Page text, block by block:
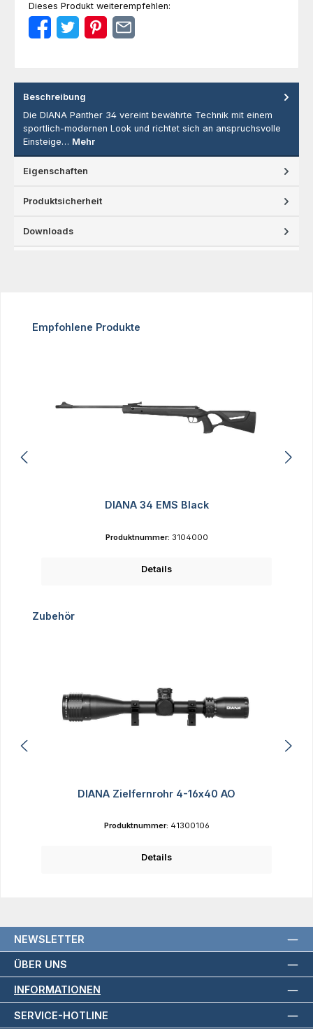
Dieses Produkt weiterempfehlen:
Beschreibung
Die DIANA Panther 34 vereint bewährte Technik mit einem
sportlich-modernen Look und richtet sich an anspruchsvolle
Einsteige… Mehr
Eigenschaften
Produktsicherheit
Downloads
Produktgalerie überspringen
Empfohlene Produkte
DIANA 34 EMS Black
Produktnummer: 3104000
Details
Produktgalerie überspringen
Zubehör
DIANA Zielfernrohr 4-16x40 AO
Produktnummer: 41300106
Details
NEWSLETTER
ÜBER UNS
INFORMATIONEN
SERVICE-HOTLINE